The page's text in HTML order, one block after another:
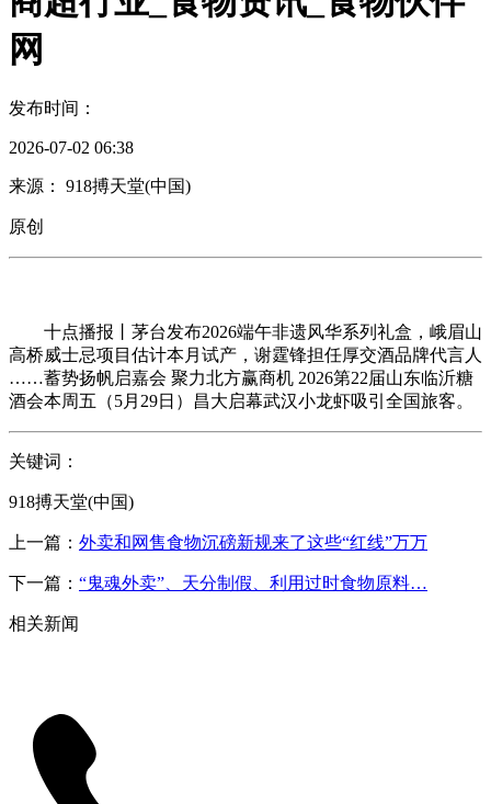
网
发布时间：
2026-07-02 06:38
来源： 918搏天堂(中国)
原创
十点播报丨茅台发布2026端午非遗风华系列礼盒，峨眉山
高桥威士忌项目估计本月试产，谢霆锋担任厚交酒品牌代言人
……蓄势扬帆启嘉会 聚力北方赢商机 2026第22届山东临沂糖
酒会本周五（5月29日）昌大启幕武汉小龙虾吸引全国旅客。
关键词：
918搏天堂(中国)
上一篇： 外卖和网售食物沉磅新规来了这些“红线”万万
下一篇： “鬼魂外卖”、天分制假、利用过时食物原料…
相关新闻